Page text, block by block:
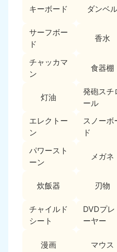
キーボード ダンベ
サーフボー
ド
香水
チャッカマ
ン
食器棚
灯油
発砲スチ
ール
エレクトー
ン
スノーボ
ド
パワースト
ーン
メガネ
炊飯器 刃物
チャイルド
シート
DVDプレ
ーヤー
漫画 マウス
050-1881-5258
9:00〜19:00 年中無休
富山県
050-1881-5262
050-1881-5263
9:00〜19:00 年中無休
近畿
050-1881-5250
9:00〜19:00 年中無休
奈良県
050-1881-5249
滋賀県
9:00〜19:00 年中無休